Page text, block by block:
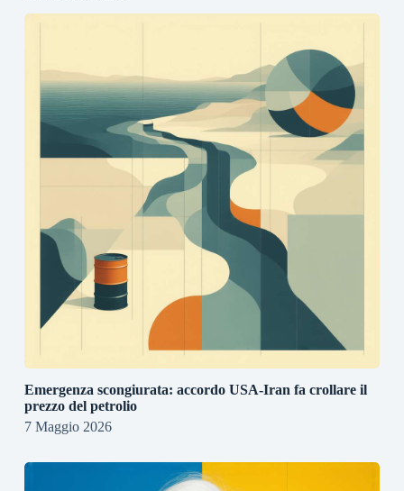
Emergenza scongiurata: accordo USA-Iran fa crollare il
prezzo del petrolio
7 Maggio 2026